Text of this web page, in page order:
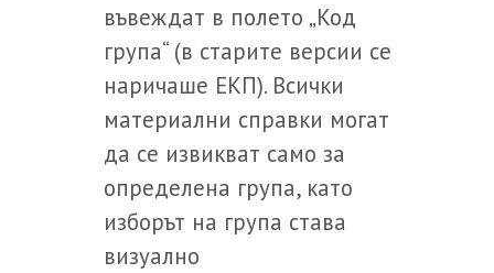
въвеждат в полето „Код
група“ (в старите версии се
наричаше ЕКП). Всички
материални справки могат
да се извикват само за
определена група, като
изборът на група става
визуално